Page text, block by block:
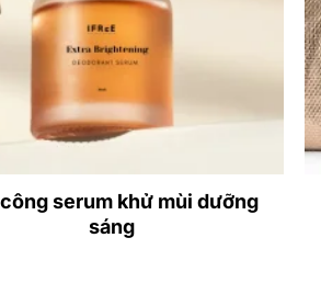
gia vềgia công sản phẩm khử
trạng viêm và kích ứng.
hiệu quả.
da, giúp da mềm mịn và khỏe
serum khử mùi dưỡng
sáng